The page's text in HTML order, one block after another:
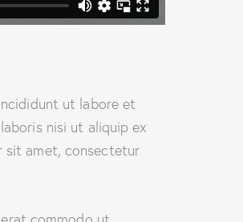
ut labore et
nisi ut aliquip ex
sit amet, consectetur